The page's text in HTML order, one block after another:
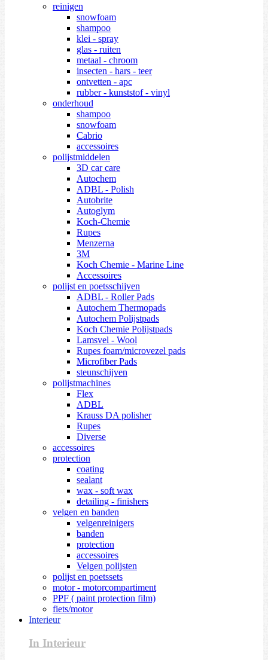
reinigen
snowfoam
shampoo
klei - spray
glas - ruiten
metaal - chroom
insecten - hars - teer
ontvetten - apc
rubber - kunststof - vinyl
onderhoud
shampoo
snowfoam
Cabrio
accessoires
polijstmiddelen
3D car care
Autochem
ADBL - Polish
Autobrite
Autoglym
Koch-Chemie
Rupes
Menzerna
3M
Koch Chemie - Marine Line
Accessoires
polijst en poetsschijven
ADBL - Roller Pads
Autochem Thermopads
Autochem Polijstpads
Koch Chemie Polijstpads
Lamsvel - Wool
Rupes foam/microvezel pads
Microfiber Pads
steunschijven
polijstmachines
Flex
ADBL
Krauss DA polisher
Rupes
Diverse
accessoires
protection
coating
sealant
wax - soft wax
detailing - finishers
velgen en banden
velgenreinigers
banden
protection
accessoires
Velgen polijsten
polijst en poetssets
motor - motorcompartiment
PPF ( paint protection film)
fiets/motor
Interieur
In Interieur